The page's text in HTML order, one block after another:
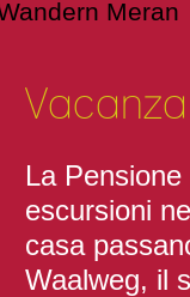
La
escursioni
casa
Waalweg, il